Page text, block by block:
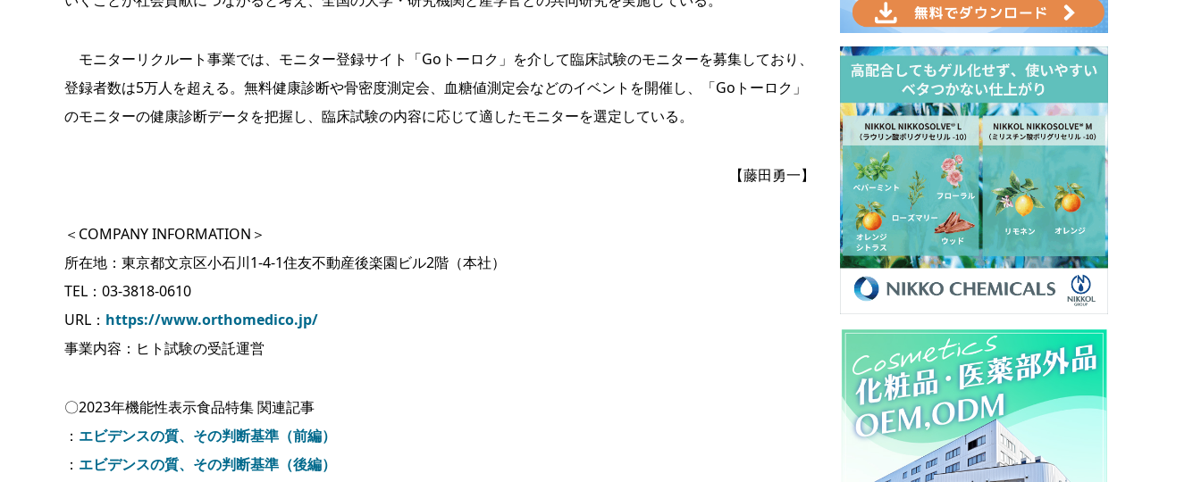
モニターリクルート事業では、モニター登録サイト「Goトーロク」を介して臨床試験のモニターを募集しており、
登録者数は5万人を超える。無料健康診断や骨密度測定会、血糖値測定会などのイベントを開催し、「Goトーロク」
のモニターの健康診断データを把握し、臨床試験の内容に応じて適したモニターを選定している。
【藤田勇一】
＜COMPANY INFORMATION＞
所在地：東京都文京区小石川1-4-1住友不動産後楽園ビル2階（本社）
TEL：03-3818-0610
URL： https://www.orthomedico.jp/
事業内容：ヒト試験の受託運営
〇2023年機能性表示食品特集 関連記事
： エビデンスの質、その判断基準（前編）
： エビデンスの質、その判断基準（後編）